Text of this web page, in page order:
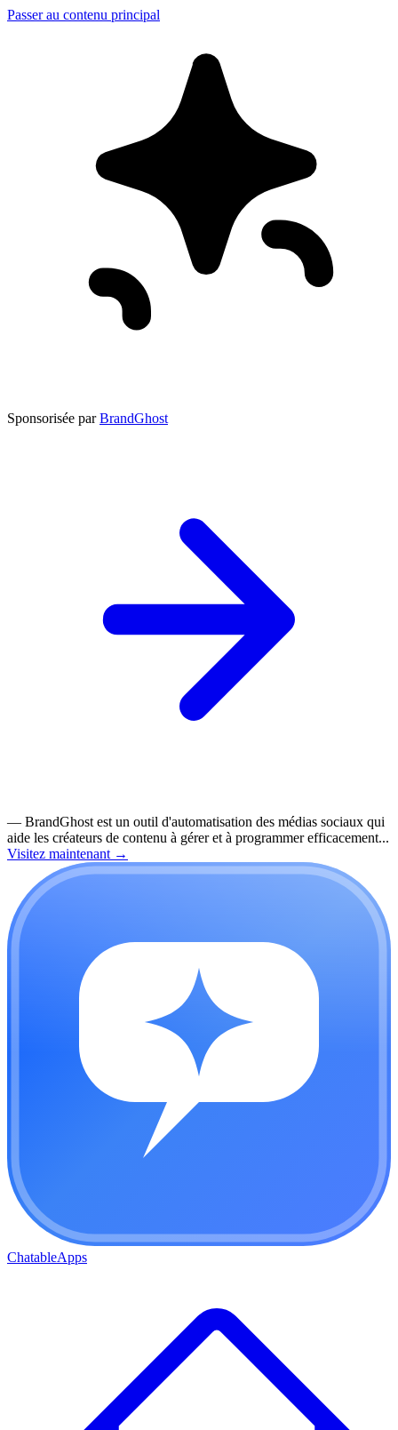
Passer au contenu principal
Sponsorisée par BrandGhost
— BrandGhost est un outil d'automatisation des médias sociaux qui
aide les créateurs de contenu à gérer et à programmer efficacement...
Visitez maintenant →
ChatableApps